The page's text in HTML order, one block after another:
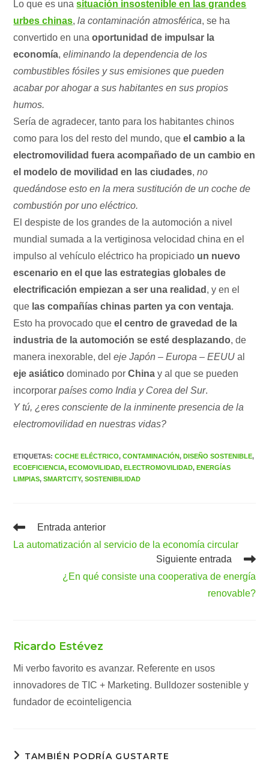
Lo que es unasituación insostenible en las grandes
urbes chinas,la contaminación atmosférica, se ha
convertido en unaoportunidad de impulsar la
economía,eliminando la dependencia de los
combustibles fósiles y sus emisiones que pueden
acabar por ahogar a sus habitantes en sus propios
humos.
Sería de agradecer, tanto para los habitantes chinos
como para los del resto del mundo, queel cambio a la
electromovilidad fuera acompañado de un cambio en
el modelo de movilidad en las ciudades,no
quedándose esto en la mera sustitución de un coche de
combustión por uno eléctrico.
El despiste de los grandes de la automoción a nivel
mundial sumada a la vertiginosa velocidad china en el
impulso al vehículo eléctrico ha propiciado un nuevo
escenario en el que las estrategias globales de
electrificación empiezan a ser una realidad , y en el
que las compañías chinas parten ya con ventaja.
Esto ha provocado queel centro de gravedad de la
industria de la automoción se esté desplazando, de
manera inexorable, deleje Japón – Europa – EEUU al
eje asiático dominado porChina y al que se pueden
incorporarpaíses como India y Corea del Sur.
Y tú, ¿eres consciente de la inminente presencia de la
electromovilidad en nuestras vidas?
ETIQUETAS:COCHE ELÉCTRICO, CONTAMINACIÓN, DISEÑO SOSTENIBLE,
ECOEFICIENCIA, ECOMOVILIDAD, ELECTROMOVILIDAD, ENERGÍAS
LIMPIAS, SMARTCITY, SOSTENIBILIDAD
Leer
artículos
Entrada anterior
La automatización al servicio de la economía circular
Siguiente entrada
¿En qué consiste una cooperativa de energía
renovable?
Ricardo Estévez
Mi verbo favorito es avanzar. Referente en usos
innovadores de TIC + Marketing. Bulldozer sostenible y
fundador de ecointeligencia
TAMBIÉN PODRÍA GUSTARTE